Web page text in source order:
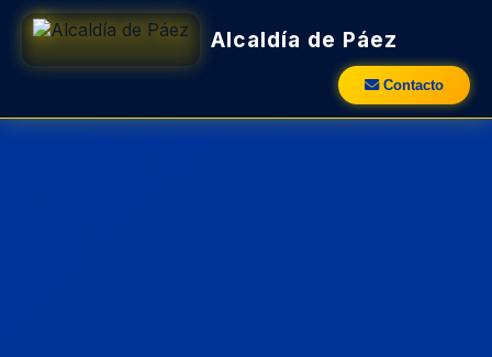
Alcaldía de Páez
Contacto